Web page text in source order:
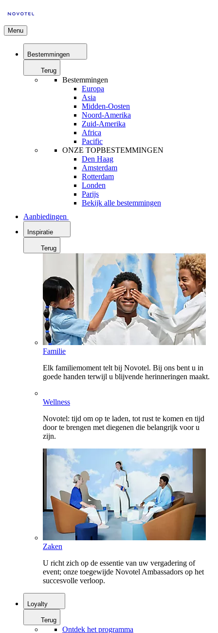
Menu
Bestemmingen
Terug
Bestemmingen
Europa
Asia
Midden-Oosten
Noord-Amerika
Zuid-Amerika
Africa
Pacific
ONZE TOPBESTEMMINGEN
Den Haag
Amsterdam
Rotterdam
Londen
Parijs
Bekijk alle bestemmingen
Aanbiedingen
Inspiratie
Terug
Familie
Elk familiemoment telt bij Novotel. Bij ons bent u in
goede handen terwijl u blijvende herinneringen maakt.
Wellness
Novotel: tijd om op te laden, tot rust te komen en tijd
door te brengen met diegenen die belangrijk voor u
zijn.
Zaken
U richt zich op de essentie van uw vergadering of
event; onze toegewijde Novotel Ambassadors op het
succesvolle verloop.
Loyalty
Terug
Ontdek het programma